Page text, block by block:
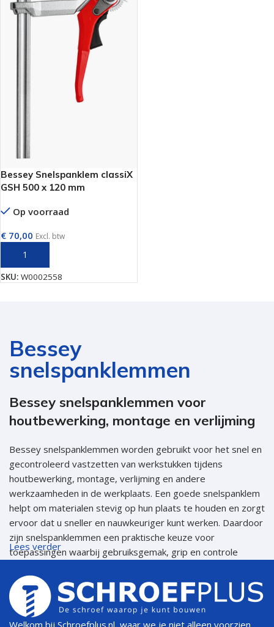
Bessey Snelspanklem classiX
GSH 500 x 120 mm
Op voorraad
€ 70,00 Excl. btw
SKU: W0002558
Bessey
snelspanklemmen
Bessey snelspanklemmen voor
houtbewerking, montage en verlijming
Bessey snelspanklemmen worden gebruikt voor het snel en
gecontroleerd vastzetten van werkstukken tijdens
houtbewerking, montage, verlijming en andere
werkzaamheden in de werkplaats. Een goede snelspanklem
helpt om materialen stevig op hun plaats te houden en zorgt
ervoor dat u sneller en nauwkeuriger kunt werken. Daardoor
zijn snelspanklemmen een praktische keuze voor
toepassingen waarbij gebruiksgemak, grip en controle
De Bessey snelspanklem classiX GSH-serie is verkrijgbaar in
300 x 140 mm, 400 x 120 mm en 500 x 120 mm. Daardoor
is er voor verschillende werkstukken en toepassingen altijd
Lees verder